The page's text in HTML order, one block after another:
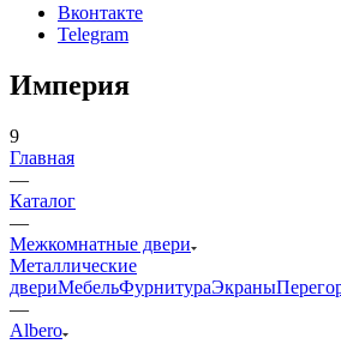
Вконтакте
Telegram
Империя
9
Главная
—
Каталог
—
Межкомнатные двери
Металлические
двериМебельФурнитураЭкраны
—
Albero